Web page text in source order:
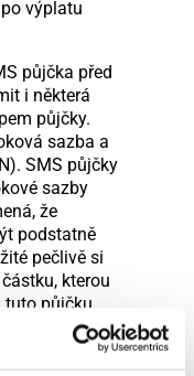
výplatu
půjčka před
i některá
půjčky.
sazba a
SMS půjčky
sazby
že
podstatně
pečlivě si
kterou
tuto půjčku
na který